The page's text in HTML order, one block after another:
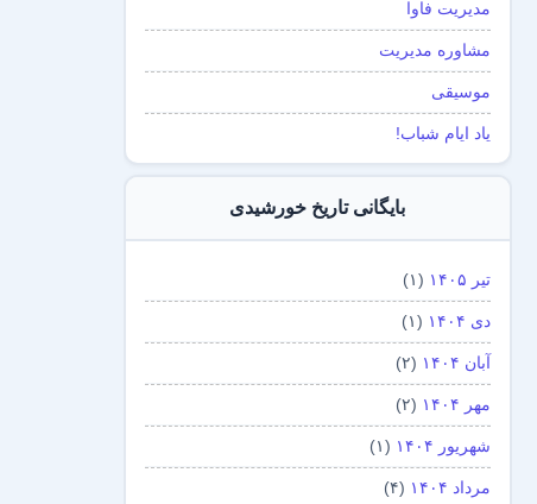
مدیریت فاوا
مشاوره مدیریت
موسیقی
یاد ایام شباب!
بایگانی تاریخ خورشیدی
تیر ۱۴۰۵ (۱)
دی ۱۴۰۴ (۱)
آبان ۱۴۰۴ (۲)
مهر ۱۴۰۴ (۲)
شهریور ۱۴۰۴ (۱)
مرداد ۱۴۰۴ (۴)